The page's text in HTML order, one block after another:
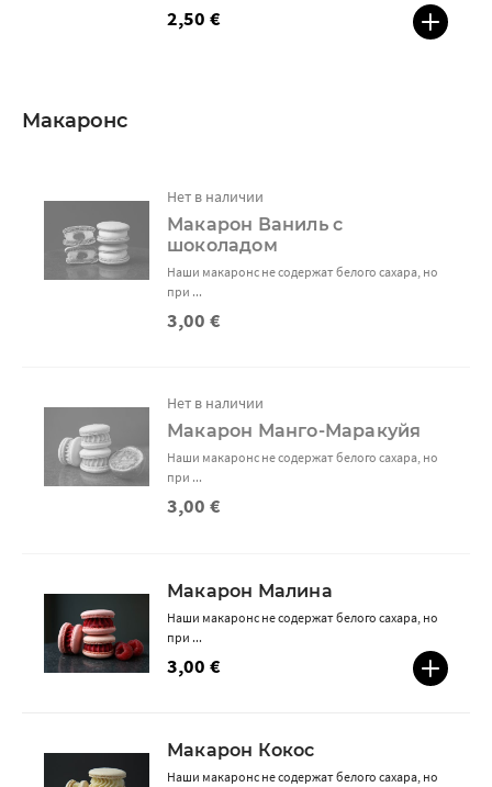
2,50 €
Макаронс
Макарон Ваниль с
шоколадом
3,00 €
Нет в наличии
Наши макаронс не содержат белого сахара, но
при ...
Макарон Манго-Маракуйя
3,00 €
Нет в наличии
Наши макаронс не содержат белого сахара, но
при ...
Макарон Малина
3,00 €
Наши макаронс не содержат белого сахара, но
при ...
Макарон Кокос
Наши макаронс не содержат белого сахара, но